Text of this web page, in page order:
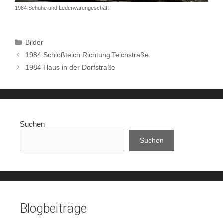
1984 Schuhe und Lederwarengeschäft
Kategorien
Bilder
1984 Schloßteich Richtung Teichstraße
1984 Haus in der Dorfstraße
Suchen
Suchen
Blogbeiträge